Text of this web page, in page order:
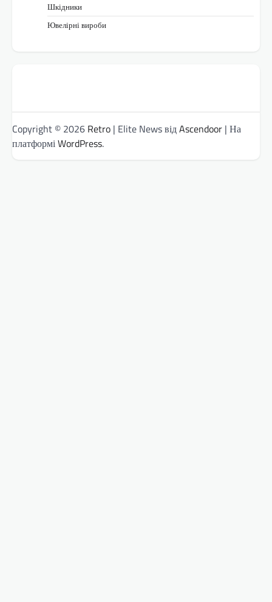
Шкідники
Ювелірні вироби
Copyright © 2026 Retro | Elite News відAscendoor | На
платформіWordPress.